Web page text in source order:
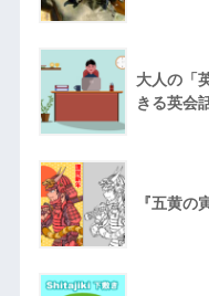
大人の「
きる英会
『五黄の